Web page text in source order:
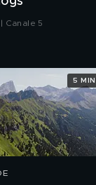
Canale 5
5 MIN